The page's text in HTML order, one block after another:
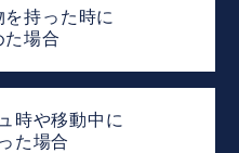
持った時に
た場合
時や移動中に
た場合